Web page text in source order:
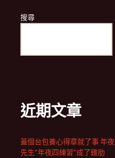
搜尋
近期文章
蓋個台包養心得章就了事 年夜
先生”年夜四練習”成了雞肋